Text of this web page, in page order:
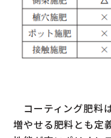
コーティング肥料
増やせる肥料とも定